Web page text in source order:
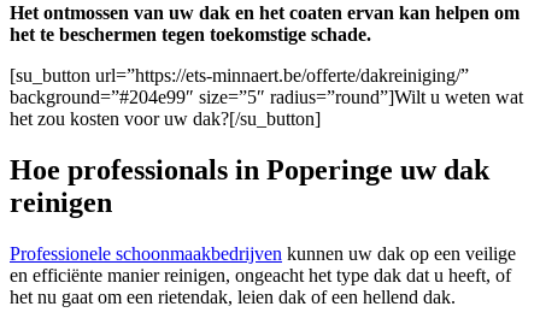
Het ontmossen van uw dak en het coaten ervan kan helpen om
het te beschermen tegen toekomstige schade.
[su_button url=”https://ets-minnaert.be/offerte/dakreiniging/”
background=”#204e99″ size=”5″ radius=”round”]Wilt u weten wat
het zou kosten voor uw dak?[/su_button]
Hoe professionals in Poperinge uw dak
reinigen
Professionele schoonmaakbedrijven kunnen uw dak op een veilige
en efficiënte manier reinigen, ongeacht het type dak dat u heeft, of
het nu gaat om een rietendak, leien dak of een hellend dak.